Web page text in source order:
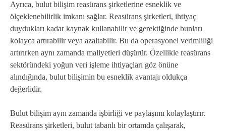
Ayrıca, bulut bilişim reasürans şirketlerine esneklik ve
ölçeklenebilirlik imkanı sağlar. Reasürans şirketleri, ihtiyaç
duydukları kadar kaynak kullanabilir ve gerektiğinde bunları
kolayca artırabilir veya azaltabilir. Bu da operasyonel verimliliği
artırırken aynı zamanda maliyetleri düşürür. Özellikle reasürans
sektöründeki yoğun veri işleme ihtiyaçları göz önüne
alındığında, bulut bilişimin bu esneklik avantajı oldukça
değerlidir.
Bulut bilişim aynı zamanda işbirliği ve paylaşımı kolaylaştırır.
Reasürans şirketleri, bulut tabanlı bir ortamda çalışarak,